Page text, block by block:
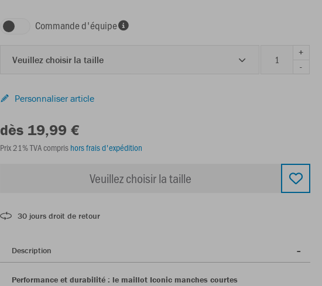
Commande d'équipe
Veuillez choisir la taille
+
-
Personnaliser article
dès 19,99 €
Prix 21% TVA compris hors frais d'expédition
Veuillez choisir la taille
30 jours droit de retour
Description
Performance et durabilité : le maillot Iconic manches courtes